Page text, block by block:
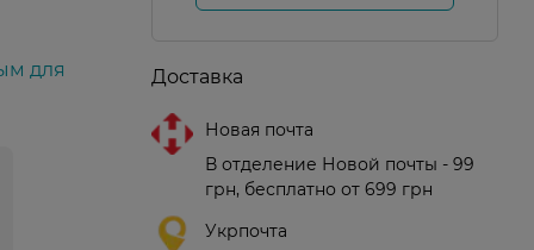
для
Доставка
Новая почта
В отделение Новой почты - 99
грн, бесплатно от 699 грн
Укрпочта